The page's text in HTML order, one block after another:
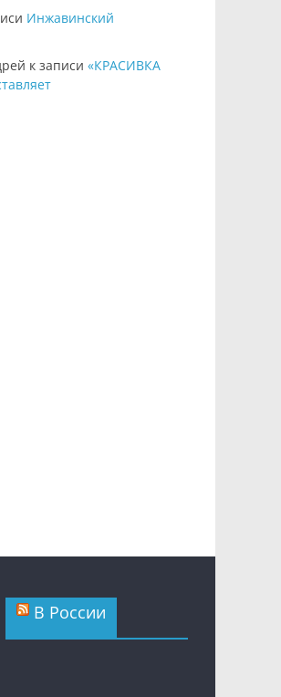
Инжавинский
к записи «КРАСИВКА
В России